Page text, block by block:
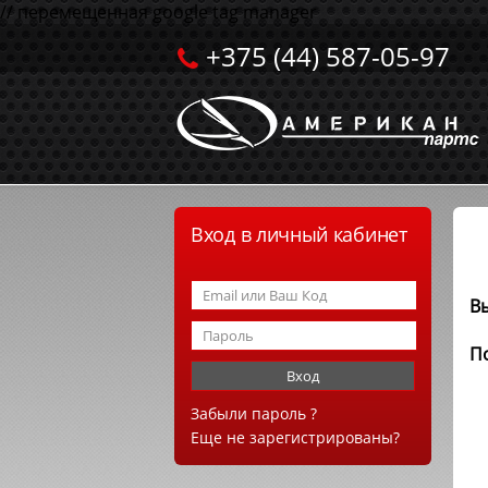
// перемещенная google tag manager
+375 (44) 587-05-97
Вход в личный кабинет
Забыли пароль ?
Еще не зарегистрированы?